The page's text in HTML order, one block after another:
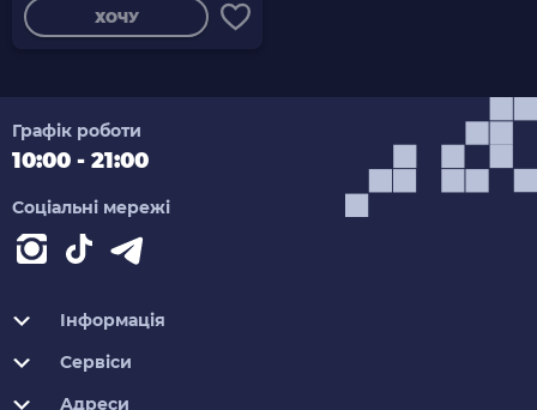
ХОЧУ
Графік роботи
10:00 - 21:00
Соціальні мережі
Інформація
Сервіси
Адреси